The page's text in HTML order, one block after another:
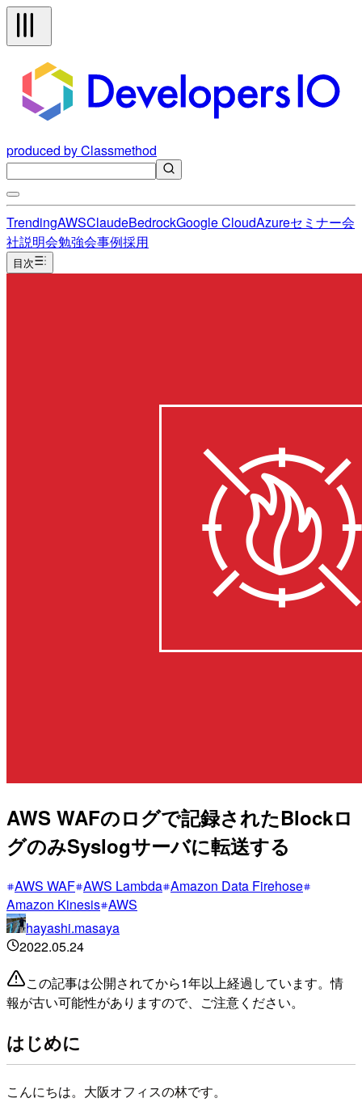
produced by Classmethod
TrendingAWSClaudeBedrockGoogle CloudAzureセミナー会
社説明会勉強会事例採用
目次
AWS WAFのログで記録されたBlockロ
グのみSyslogサーバに転送する
AWS WAF AWS Lambda Amazon Data Firehose
Amazon Kinesis AWS
hayashi.masaya
2022.05.24
この記事は公開されてから1年以上経過しています。情
報が古い可能性がありますので、ご注意ください。
はじめに
こんにちは。大阪オフィスの林です。